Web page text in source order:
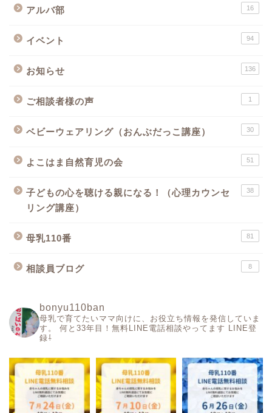
アルバ部 16
イベント 94
お知らせ 136
ご相談者様の声 1
ベビーウェアリング（おんぶだっこ講座） 30
よこはま自然育児の会 51
子どもの心を聴ける親になる！（心理カウンセ
リング講座）
38
母乳110番 81
相談員ブログ 8
bonyu110ban
母乳で育てたいママ向けに、お役立ち情報を発信していま
す。
何と33年目！無料LINE電話相談やってます LINE登
録⇩